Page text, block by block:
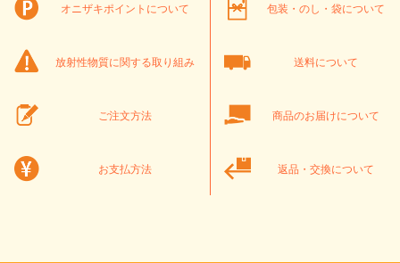
オニザキポイントについて 包装・のし・袋について
放射性物質に関する取り組み 送料について
ご注文方法 商品のお届けについて
お支払方法 返品・交換について